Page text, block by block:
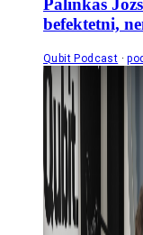
Pálinkás
befektetni,
Qubit Podcast